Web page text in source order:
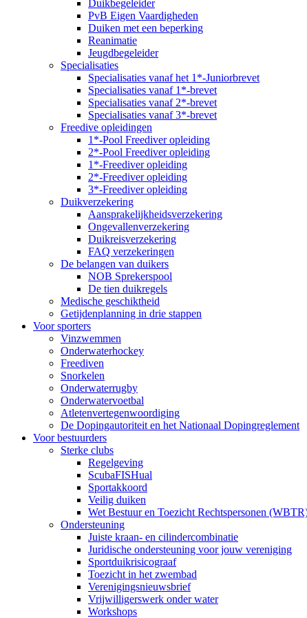
Duikbegeleider
PvB Eigen Vaardigheden
Duiken met een beperking
Reanimatie
Jeugdbegeleider
Specialisaties
Specialisaties vanaf het 1*-Juniorbrevet
Specialisaties vanaf 1*-brevet
Specialisaties vanaf 2*-brevet
Specialisaties vanaf 3*-brevet
Freedive opleidingen
1*-Pool Freediver opleiding
2*-Pool Freediver opleiding
1*-Freediver opleiding
2*-Freediver opleiding
3*-Freediver opleiding
Duikverzekering
Aansprakelijkheidsverzekering
Ongevallenverzekering
Duikreisverzekering
FAQ verzekeringen
De belangen van duikers
NOB Sprekerspool
De tien duikregels
Medische geschiktheid
Getijdenplanning in drie stappen
Voor sporters
Vinzwemmen
Onderwaterhockey
Freediven
Snorkelen
Onderwaterrugby
Onderwatervoetbal
Atletenvertegenwoordiging
De Dopingautoriteit en het Nationaal Dopingreglement
Voor bestuurders
Sterke clubs
Regelgeving
ScubaFISHual
Sportakkoord
Veilig duiken
Wet Bestuur en Toezicht Rechtspersonen
Ondersteuning
Juiste kraan- en cilindercombinatie
Juridische ondersteuning voor jouw vereniging
Sportduikrisicograaf
Toezicht in het zwembad
Verenigingsnieuwsbrief
Vrijwilligerswerk onder water
Workshops